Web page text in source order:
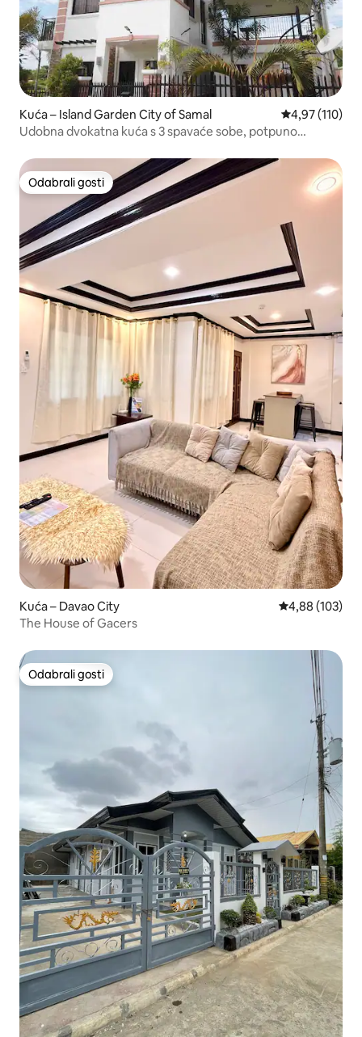
Kuća – Island Garden City of Samal Prosječna
4,97 (110)
Udobna dvokatna kuća s 3 spavaće sobe, potpuno
Odabrali gosti
Odabrali gosti
Kuća – Davao City Prosječna
4,88 (103)
The House of Gacers
Odabrali gosti
Odabrali gosti